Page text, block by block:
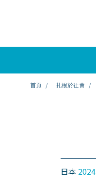
首頁 扎根於社會
日本 2024